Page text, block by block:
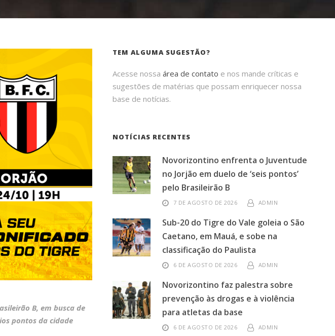
B, em busca de
pontos da cidade
TEM ALGUMA SUGESTÃO?
Acesse nossaárea de contato e nos mande críticas e
sugestões de matérias que possam enriquecer nossa
base de notícias.
NOTÍCIAS RECENTES
Novorizontino enfrenta o Juventude
no Jorjão em duelo de ‘seis pontos’
pelo Brasileirão B
7 DE AGOSTO DE 2026 ADMIN
Sub-20 do Tigre do Vale goleia o São
Caetano, em Mauá, e sobe na
classificação do Paulista
6 DE AGOSTO DE 2026 ADMIN
Novorizontino faz palestra sobre
prevenção às drogas e à violência
para atletas da base
6 DE AGOSTO DE 2026 ADMIN